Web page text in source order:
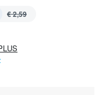
€ 2,59